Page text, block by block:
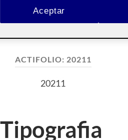
ACTIFOLIO: 20211
20211
Aceptar